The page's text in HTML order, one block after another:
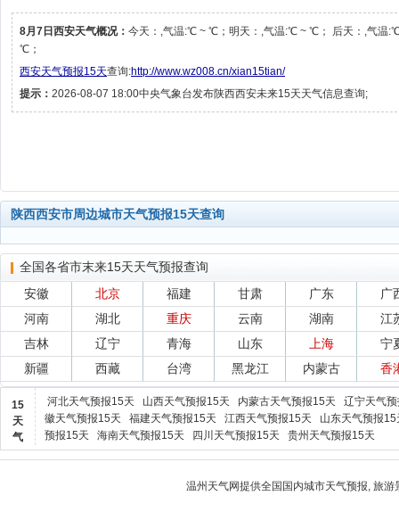
8月7日西安天气概况： 今天：,气温:℃ ~ ℃；明天：,气温:℃ ~ ℃； 后天：,气温
℃；
西安天气预报15天查询:http://www.wz008.cn/xian15tian/
提示： 2026-08-07 18:00中央气象台发布陕西西安未来15天天气信息查询;
陕西西安市周边城市天气预报15天查询
全国各省市末来15天天气预报查询
安徽
北京 福建 甘肃 广东
广
河南
湖北 重庆 云南 湖南
江
吉林
辽宁 青海 山东 上海
宁
新疆
西藏 台湾 黑龙江 内蒙古 香
15
天
气
河北天气预报15天 山西天气预报15天 内蒙古天气预报15天
辽宁天气
徽天气预报15天
福建天气预报15天 江西天气预报15天
山东天气预报15
预报15天
海南天气预报15天 四川天气预报15天 贵州天气预报15天
温州天气网提供全国国内城市天气预报, 旅游